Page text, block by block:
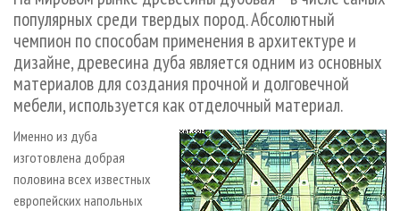
СУШКА ДРЕВЕСИНЫ
ПРОИЗВОДСТВО ДРЕВЕСНЫХ ПЛИТ
ДЕРЕВЯННОЕ ДОМОСТРОЕНИЕ
ПРОИЗВОДСТВО МЕБЕЛИ
БИОЭНЕРГЕТИКА
ЦБП
ИНСТРУМЕНТ И МАТЕРИАЛЫ
ПЕРСОНЫ
МОБИЛЬНЫЕ ВЫСТАВКИ
ОФИЦИАЛЬНЫЕ ДЕЛЕГАЦИИ
ПРИОРИТЕТНЫЕ ИНВЕСТПРОЕКТЫ
RUSSIAN FORESTRY REVIEW
ГАЗЕТА ЛЕСПРОМФОРУМ
БИБЛИОТЕКА СПЕЦИАЛИСТА
КОНТАКТЫ
РЕКЛАМА
РЕКЛАМА НА САЙТЕ
популярных среди твердых пород. Абсолютный
чемпион по способам применения в архитектуре и
дизайне, древесина дуба является одним из основных
материалов для создания прочной и долговечной
мебели, используется как отделочный материал.
Именно из дуба
изготовлена добрая
половина всех известных
европейских напольных